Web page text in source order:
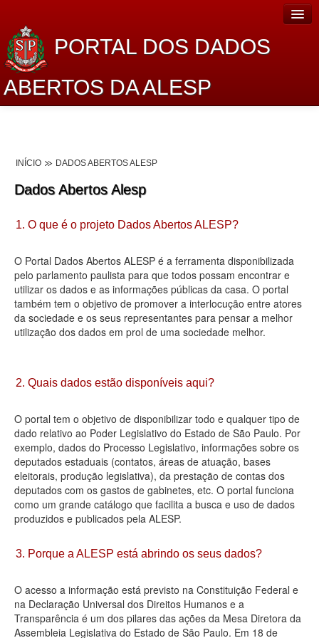
PORTAL DOS DADOS
ABERTOS DA ALESP
Lei de Acesso à Informação
Dados Governamentais Abertos
Planejamento
Catálogo de dados
Processo Legislativo
Deputados Estaduais
Agenda
Perguntas frequentes
Contato
INÍCIO DADOS ABERTOS ALESP
Dados Abertos Alesp
1. O que é o projeto Dados Abertos ALESP?
O Portal Dados Abertos ALESP é a ferramenta disponibilizada
pelo parlamento paulista para que todos possam encontrar e
utilizar os dados e as informações públicas da casa. O portal
também tem o objetivo de promover a interlocução entre atores
da sociedade e os seus representantes para pensar a melhor
utilização dos dados em prol de uma sociedade melhor.
2. Quais dados estão disponíveis aqui?
O portal tem o objetivo de disponibilizar todo e qualquer tipo de
dado relativo ao Poder Legislativo do Estado de São Paulo. Por
exemplo, dados do Processo Legislativo, informações sobre os
deputados estaduais (contatos, áreas de atuação, bases
eleitorais, produção legislativa), da prestação de contas dos
deputados com os gastos de gabinetes, etc. O portal funciona
como um grande catálogo que facilita a busca e uso de dados
produzidos e publicados pela ALESP.
3. Porque a ALESP está abrindo os seus dados?
O acesso a informação está previsto na Constituição Federal e
na Declaração Universal dos Direitos Humanos e a
Transparência é um dos pilares das ações da Mesa Diretora da
Assembleia Legislativa do Estado de São Paulo. Em 18 de